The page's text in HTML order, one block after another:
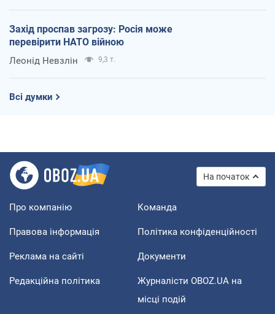
Захід проспав загрозу: Росія може
перевірити НАТО війною
Леонід Невзлін 9,3 т.
Всі думки
На початок
Про компанію Команда
Правова інформація Політика конфіденційності
Реклама на сайті Документи
Редакційна політика
Журналісти OBOZ.UA на
місці подій